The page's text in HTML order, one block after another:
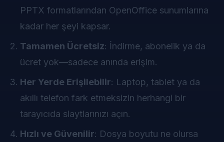
PPTX formatlarından OpenOffice sunumlarına
kadar her şeyi kapsar.
Tamamen Ücretsiz: İndirme, abonelik ya da
ücret yok—sadece anında erişim.
Her Yerde Erişilebilir: Laptop, tablet ya da
akıllı telefon fark etmeksizin herhangi bir
tarayıcıda slaytlarınızı açın.
Hızlı ve Güvenilir: Dosya boyutu ne olursa